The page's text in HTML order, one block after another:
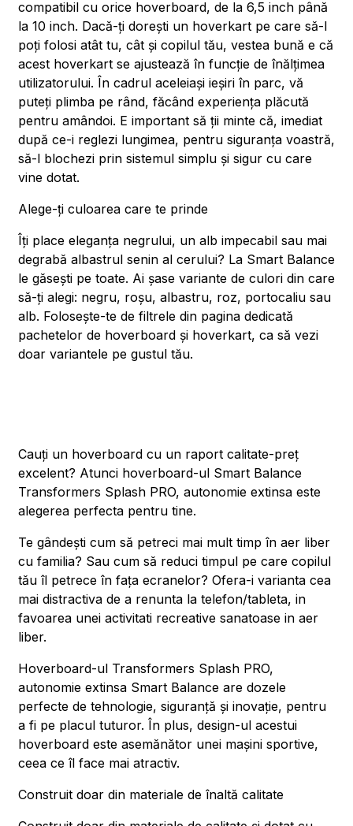
compatibil cu orice hoverboard, de la 6,5 inch până
la 10 inch. Dacă-ți dorești un hoverkart pe care să-l
poți folosi atât tu, cât și copilul tău, vestea bună e că
acest hoverkart se ajustează în funcție de înălțimea
utilizatorului. În cadrul aceleiași ieșiri în parc, vă
puteți plimba pe rând, făcând experiența plăcută
pentru amândoi. E important să ții minte că, imediat
după ce-i reglezi lungimea, pentru siguranța voastră,
să-l blochezi prin sistemul simplu și sigur cu care
vine dotat.
Alege-ți culoarea care te prinde
Îți place eleganța negrului, un alb impecabil sau mai
degrabă albastrul senin al cerului? La Smart Balance
le găsești pe toate. Ai șase variante de culori din care
să-ți alegi: negru, roșu, albastru, roz, portocaliu sau
alb. Folosește-te de filtrele din pagina dedicată
pachetelor de hoverboard și hoverkart, ca să vezi
doar variantele pe gustul tău.
Cauți un hoverboard cu un raport calitate-preț
excelent? Atunci hoverboard-ul Smart Balance
Transformers Splash PRO, autonomie extinsa este
alegerea perfecta pentru tine.
Te gândești cum să petreci mai mult timp în aer liber
cu familia? Sau cum să reduci timpul pe care copilul
tău îl petrece în fața ecranelor? Ofera-i varianta cea
mai distractiva de a renunta la telefon/tableta, in
favoarea unei activitati recreative sanatoase in aer
liber.
Hoverboard-ul Transformers Splash PRO,
autonomie extinsa Smart Balance are dozele
perfecte de tehnologie, siguranță și inovație, pentru
a fi pe placul tuturor. În plus, design-ul acestui
hoverboard este asemănător unei mașini sportive,
ceea ce îl face mai atractiv.
Construit doar din materiale de înaltă calitate